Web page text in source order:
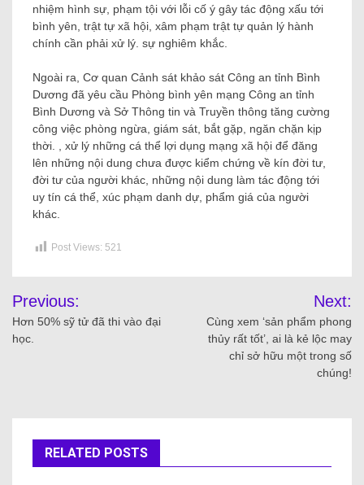
nhiệm hình sự, phạm tội với lỗi cố ý gây tác động xấu tới
bình yên, trật tự xã hội, xâm phạm trật tự quản lý hành
chính cần phải xử lý. sự nghiêm khắc.
Ngoài ra, Cơ quan Cảnh sát khảo sát Công an tỉnh Bình
Dương đã yêu cầu Phòng bình yên mạng Công an tỉnh
Bình Dương và Sở Thông tin và Truyền thông tăng cường
công việc phòng ngừa, giám sát, bắt gặp, ngăn chặn kịp
thời. , xử lý những cá thể lợi dụng mạng xã hội để đăng
lên những nội dung chưa được kiểm chứng về kín đời tư,
đời tư của người khác, những nội dung làm tác động tới
uy tín cá thể, xúc phạm danh dự, phẩm giá của người
khác.
Post Views: 521
Previous:
Hơn 50% sỹ tử đã thi vào đại
học.
Next:
Cùng xem ‘sản phẩm phong
thủy rất tốt’, ai là kẻ lộc may
chỉ sở hữu một trong số
chúng!
RELATED POSTS